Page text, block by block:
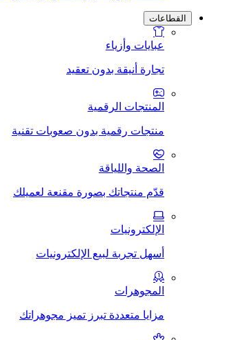
القطاعات
عبايات وأزياء
تجارة أنيقة بدون تعقيد
المنتجات الرقمية
منتجات رقمية بدون صعوبات تقنية
الصحة واللياقة
قدّم منتجاتك بصورة مقنعة لعميلك
الإلكترونيات
أسهل تجربة لبيع الإلكترونيات
المجوهرات
مزايا متعددة تبرز تميز مجوهراتك